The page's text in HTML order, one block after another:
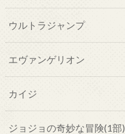
ウルトラジャンプ
エヴァンゲリオン
カイジ
ジョジョの奇妙な冒険(1部)